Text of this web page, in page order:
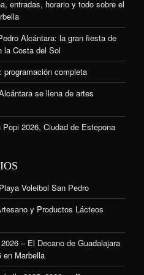
entradas, horario y todo sobre el
Alcántara: la gran fiesta de
la Costa del Sol
programación completa
se llena de artes
2026, Ciudad de Estepona
Voleibol San Pedro
y Productos Lácteos
– El Decano de Guadalajara
en Marbella